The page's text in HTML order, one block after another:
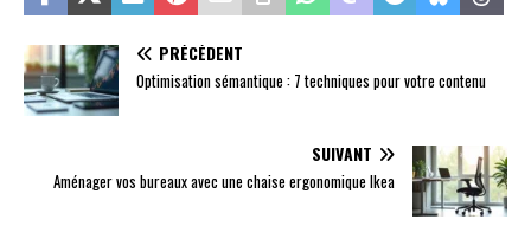
PRÉCÉDENT
Optimisation sémantique : 7 techniques pour votre contenu
SUIVANT
Aménager vos bureaux avec une chaise ergonomique Ikea